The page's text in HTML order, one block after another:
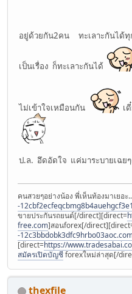
อยู่ด้วยกัน2คน ทะเลาะกันได้ทุ
เป็นเรื่อง ก็ทะเลาะกันได้
ไม่เข้าใจเหมือนกัน เ
ป.ล. อึดอัดใจ แค่มาระบายเฉย
คนสวยๆอย่างน้อง พี่เห็นท้องมาเยอะ
-
ขายประกันรถยนต์[/direct][direct=
free.com]สอนforex[/
-
[direct=https://
สมัครเปิดบัญชีforexใหม่ล่าสุด[/
thexfile